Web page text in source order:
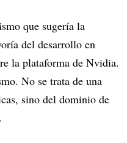
que sugería la
del desarrollo en
la plataforma de Nvidia.
No se trata de una
sino del dominio de